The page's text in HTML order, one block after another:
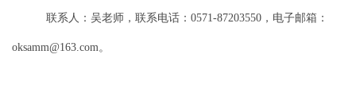
联系人：吴老师，联系电话： 0571-87203550，电子邮箱：
oksamm@163.com。